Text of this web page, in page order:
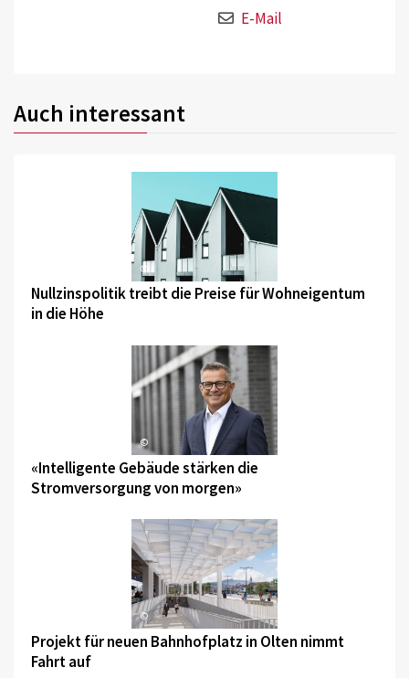
E-Mail
Auch interessant
©
Nullzinspolitik treibt die Preise für Wohneigentum
in die Höhe
©
«Intelligente Gebäude stärken die
Stromversorgung von morgen»
©
Projekt für neuen Bahnhofplatz in Olten nimmt
Fahrt auf